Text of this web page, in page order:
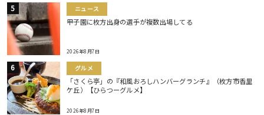
ニュース
甲子園に枚方出身の選手が複数出場してる
2026年8月7日
グルメ
「さくら亭」の『和風おろしハンバーグランチ』（枚方市香里
ケ丘）【ひらつーグルメ】
2026年8月7日